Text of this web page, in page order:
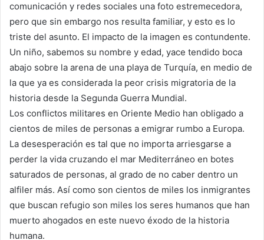
comunicación y redes sociales una foto estremecedora,
pero que sin embargo nos resulta familiar, y esto es lo
triste del asunto. El impacto de la imagen es contundente.
Un niño, sabemos su nombre y edad, yace tendido boca
abajo sobre la arena de una playa de Turquía, en medio de
la que ya es considerada la peor crisis migratoria de la
historia desde la Segunda Guerra Mundial.
Los conflictos militares en Oriente Medio han obligado a
cientos de miles de personas a emigrar rumbo a Europa.
La desesperación es tal que no importa arriesgarse a
perder la vida cruzando el mar Mediterráneo en botes
saturados de personas, al grado de no caber dentro un
alfiler más. Así como son cientos de miles los inmigrantes
que buscan refugio son miles los seres humanos que han
muerto ahogados en este nuevo éxodo de la historia
humana.